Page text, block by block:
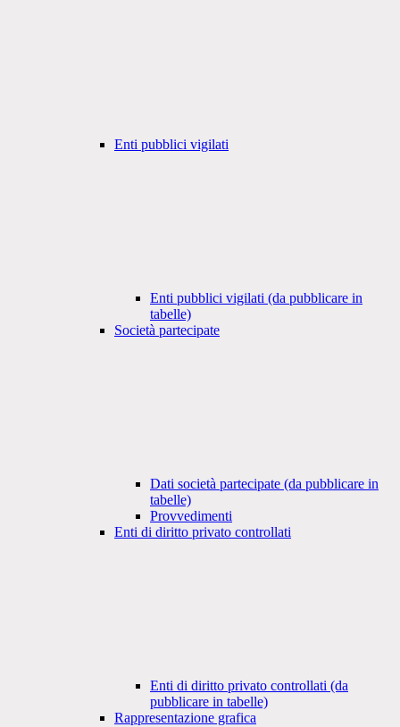
Enti pubblici vigilati
Enti pubblici vigilati (da pubblicare in
tabelle)
Società partecipate
Dati società partecipate (da pubblicare in
tabelle)
Provvedimenti
Enti di diritto privato controllati
Enti di diritto privato controllati (da
pubblicare in tabelle)
Rappresentazione grafica